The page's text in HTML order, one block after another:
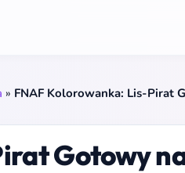
» FNAF Kolorowanka: Lis-Pirat
Gotowy